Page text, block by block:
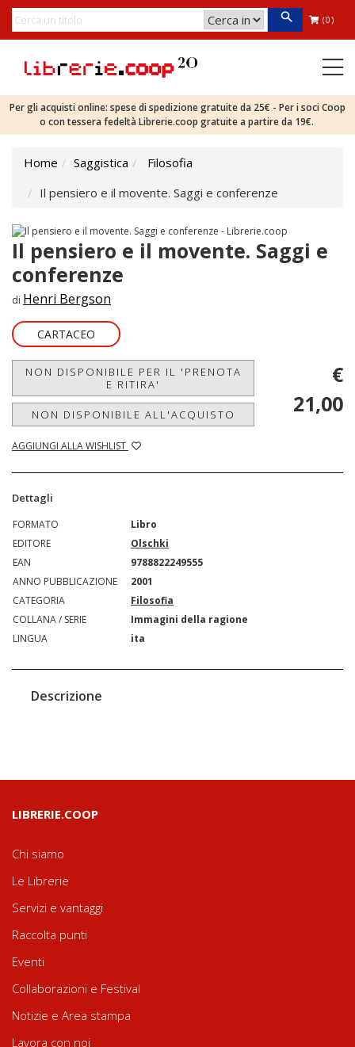
(0)
Per gli acquisti online: spese di spedizione gratuite da 25€ - Per i soci Coop
o con tessera fedeltà Librerie.coop gratuite a partire da 19€.
Home Saggistica
Filosofia
Il pensiero e il movente. Saggi e conferenze
Il pensiero e il movente. Saggi e
conferenze
di Henri Bergson
CARTACEO
NON DISPONIBILE PER IL 'PRENOTA
E RITIRA'
NON DISPONIBILE ALL'ACQUISTO
AGGIUNGI ALLA WISHLIST
€
21,00
Dettagli
FORMATO
Libro
EDITORE
Olschki
EAN
9788822249555
ANNO PUBBLICAZIONE
2001
CATEGORIA
Filosofia
COLLANA / SERIE
Immagini della ragione
LINGUA
ita
Descrizione
LIBRERIE.COOP
Chi siamo
Le Librerie
Servizi e vantaggi
Raccolta punti
Eventi
Collaborazioni e Festival
Notizie e Area stampa
Lavora con noi